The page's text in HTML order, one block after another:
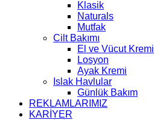
Klasik
Naturals
Mutfak
Cilt Bakımı
El ve Vücut Kremi
Losyon
Ayak Kremi
Islak Havlular
Günlük Bakım
REKLAMLARIMIZ
KARİYER